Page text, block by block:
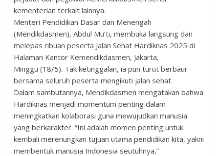
kementerian terkait lainnya.
Menteri Pendidikan Dasar dan Menengah
(Mendikdasmen), Abdul Mu’ti, membuka langsung dan
melepas ribuan peserta Jalan Sehat Hardiknas 2025 di
Halaman Kantor Kemendikdasmen, Jakarta,
Minggu (18/5). Tak ketinggalan, ia pun turut berbaur
bersama seluruh peserta mengikuti jalan sehat.
Dalam sambutannya, Mendikdasmen mengatakan bahwa
Hardiknas menjadi momentum penting dalam
meningkatkan kolaborasi guna mewujudkan manusia
yang berkarakter. “Ini adalah momen penting untuk
kembali merenungkan tujuan utama pendidikan kita, yakni
membentuk manusia Indonesia seutuhnya,”